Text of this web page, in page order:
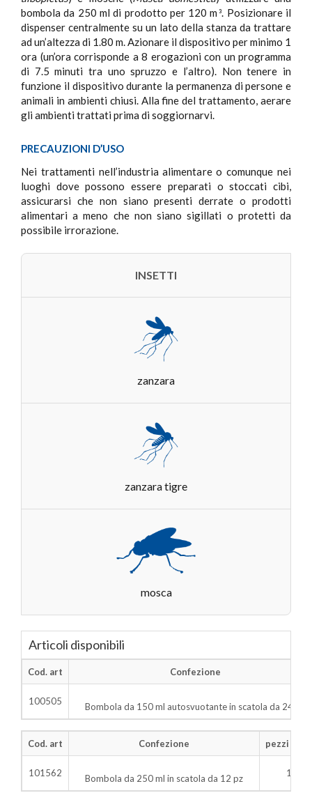
bombola da 250 ml di prodotto per 120 m 3. Posizionare il
dispenser centralmente su un lato della stanza da trattare
ad un’altezza di 1.80 m. Azionare il dispositivo per minimo 1
ora (un’ora corrisponde a 8 erogazioni con un programma
di 7.5 minuti tra uno spruzzo e l’altro). Non tenere in
funzione il dispositivo durante la permanenza di persone e
animali in ambienti chiusi. Alla fine del trattamento, aerare
gli ambienti trattati prima di soggiornarvi.
PRECAUZIONI D’USO
Nei trattamenti nell’industria alimentare o comunque nei
luoghi dove possono essere preparati o stoccati cibi,
assicurarsi che non siano presenti derrate o prodotti
alimentari a meno che non siano sigillati o protetti da
possibile irrorazione.
INSETTI
zanzara
zanzara tigre
mosca
Articoli disponibili
Cod. art Confezione
100505 Bombola da 150 ml autosvuotante in scatola da 24 pz
Cod. art Confezione pezzi x
101562 Bombola da 250 ml in scatola da 12 pz 12